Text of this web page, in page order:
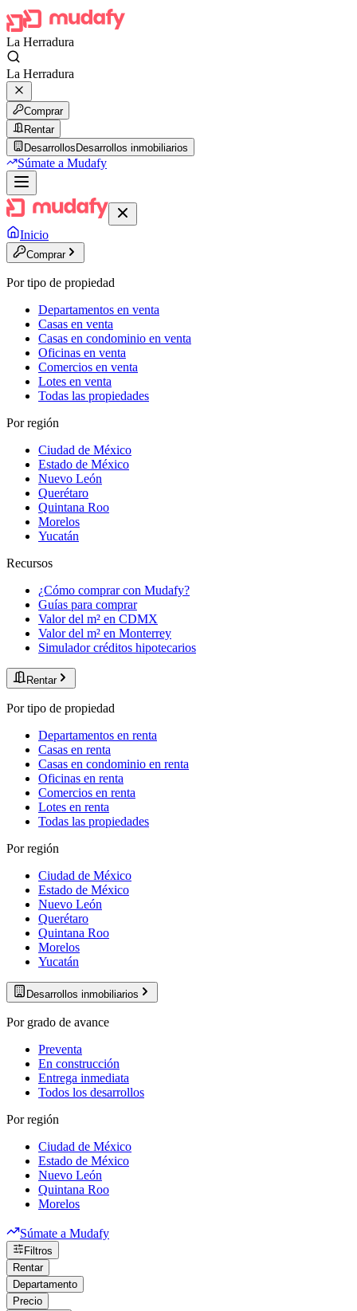
La Herradura
La Herradura
Comprar
Rentar
Desarrollos Desarrollos inmobiliarios
Súmate a Mudafy
Inicio
Comprar
Por tipo de propiedad
Departamentos en venta
Casas en venta
Casas en condominio en venta
Oficinas en venta
Comercios en venta
Lotes en venta
Todas las propiedades
Por región
Ciudad de México
Estado de México
Nuevo León
Querétaro
Quintana Roo
Morelos
Yucatán
Recursos
¿Cómo comprar con Mudafy?
Guías para comprar
Valor del m² en CDMX
Valor del m² en Monterrey
Simulador créditos hipotecarios
Rentar
Por tipo de propiedad
Departamentos en renta
Casas en renta
Casas en condominio en renta
Oficinas en renta
Comercios en renta
Lotes en renta
Todas las propiedades
Por región
Ciudad de México
Estado de México
Nuevo León
Querétaro
Quintana Roo
Morelos
Yucatán
Desarrollos inmobiliarios
Por grado de avance
Preventa
En construcción
Entrega inmediata
Todos los desarrollos
Por región
Ciudad de México
Estado de México
Nuevo León
Quintana Roo
Morelos
Súmate a Mudafy
Filtros
Rentar
Departamento
Precio